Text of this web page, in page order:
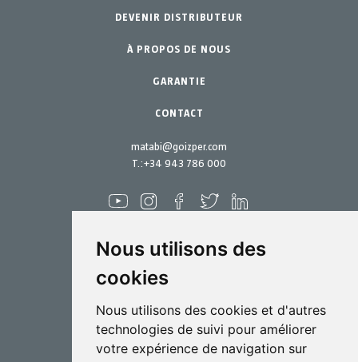
Nous utilisons des
cookies
Nous utilisons des cookies et d'autres
technologies de suivi pour améliorer
votre expérience de navigation sur
matabi@goizper.com
T.:+34 943 786 000
Biotechnologie
Industriel
Jardinage Professionnel
Jardin Particulier
Accessoires
Pièces de rechange
Kits d´entretien
DEVENIR DISTRIBUTEUR
À PROPOS DE NOUS
GARANTIE
CONTACT